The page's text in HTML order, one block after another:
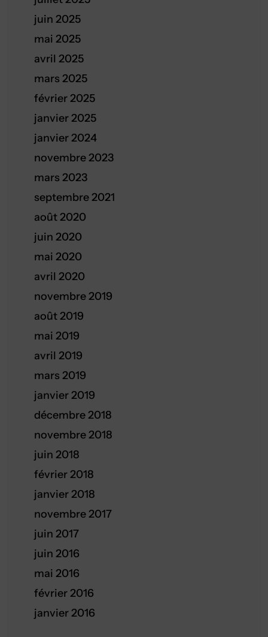
juin 2025
mai 2025
avril 2025
mars 2025
février 2025
janvier 2025
janvier 2024
novembre 2023
mars 2023
septembre 2021
août 2020
juin 2020
mai 2020
avril 2020
novembre 2019
août 2019
mai 2019
avril 2019
mars 2019
janvier 2019
décembre 2018
novembre 2018
juin 2018
février 2018
janvier 2018
novembre 2017
juin 2017
juin 2016
mai 2016
février 2016
janvier 2016